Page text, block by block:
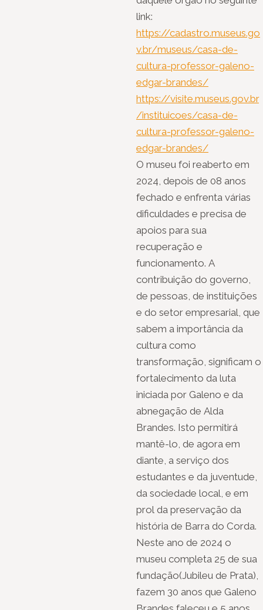
link:
https://cadastro.museus.go
v.br/museus/casa-de-
cultura-professor-galeno-
edgar-brandes/
https://visite.museus.gov.br
/instituicoes/casa-de-
cultura-professor-galeno-
edgar-brandes/
O museu foi reaberto em
2024, depois de 08 anos
fechado e enfrenta várias
dificuldades e precisa de
apoios para sua
recuperação e
funcionamento. A
contribuição do governo,
de pessoas, de instituições
e do setor empresarial, que
sabem a importância da
cultura como
transformação, significam o
fortalecimento da luta
iniciada por Galeno e da
abnegação de Alda
Brandes. Isto permitirá
mantê-lo, de agora em
diante, a serviço dos
estudantes e da juventude,
da sociedade local, e em
prol da preservação da
história de Barra do Corda.
Neste ano de 2024 o
museu completa 25 de sua
fundação(Jubileu de Prata),
fazem 30 anos que Galeno